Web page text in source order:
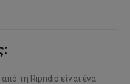
από τη Ripndip είναι ένα